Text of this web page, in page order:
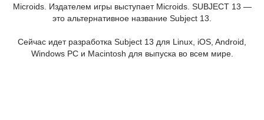
Microids. Издателем игры выступает Microids. SUBJECT 13 —
это альтернативное название Subject 13.
Сейчас идет разработка Subject 13 для Linux, iOS, Android,
Windows PC и Macintosh для выпуска во всем мире.